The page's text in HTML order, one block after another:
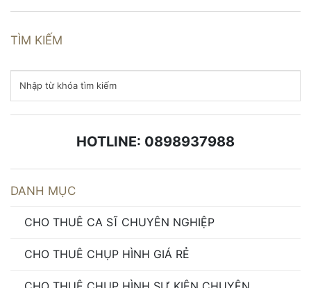
TÌM KIẾM
HOTLINE: 0898937988
DANH MỤC
CHO THUÊ CA SĨ CHUYÊN NGHIỆP
CHO THUÊ CHỤP HÌNH GIÁ RẺ